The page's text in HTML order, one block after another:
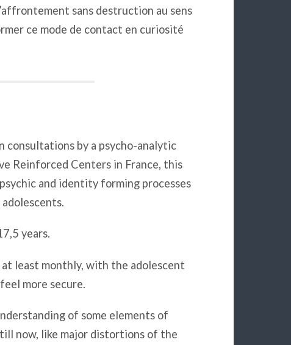
sans destruction au sens
ce mode de contact en curiosité
consultations by a psycho-analytic
Reinforced Centers in France, this
and identity forming processes
years.
least monthly, with the adolescent
more secure.
of some elements of
now, like major distortions of the